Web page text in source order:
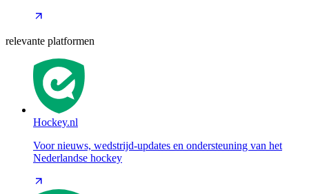
relevante platformen
Hockey.nl
Voor nieuws, wedstrijd-updates en ondersteuning van het
Nederlandse hockey